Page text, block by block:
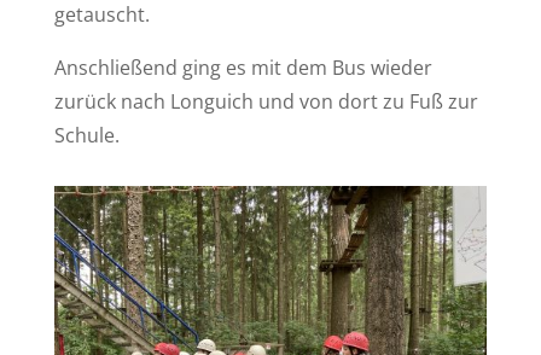
getauscht.
Anschließend ging es mit dem Bus wieder
zurück nach Longuich und von dort zu Fuß zur
Schule.